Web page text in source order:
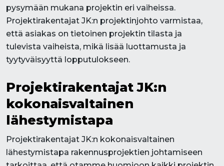
pysymään mukana projektin eri vaiheissa.
Projektirakentajat JK:n projektinjohto varmistaa,
että asiakas on tietoinen projektin tilasta ja
tulevista vaiheista, mikä lisää luottamusta ja
tyytyväisyyttä lopputulokseen.
Projektirakentajat JK:n
kokonaisvaltainen
lähestymistapa
Projektirakentajat JK:n kokonaisvaltainen
lähestymistapa rakennusprojektien johtamiseen